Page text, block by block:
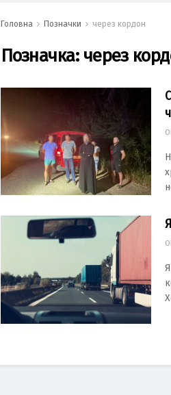
Головна Позначки через кордон
Позначка: через